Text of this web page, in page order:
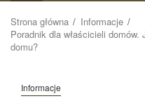
główne
Strona główna
Informacje
Poradnik dla właścicieli
domu?
Informacje